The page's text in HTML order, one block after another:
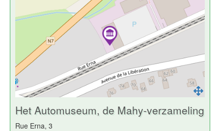
Het Automuseum, de Mahy-verzameling
Rue Erna, 3